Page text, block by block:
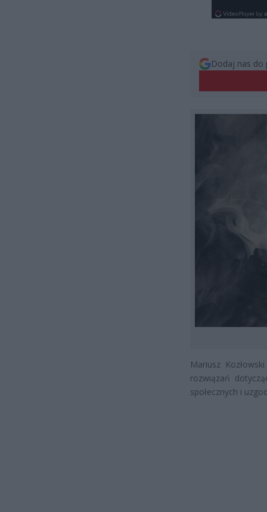
Dodaj nas do
Mariusz
rozwiązań
społecznych i